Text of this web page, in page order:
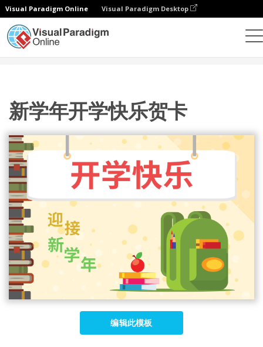
Visual Paradigm Online Visual Paradigm Desktop
新学年开学快乐贺卡
编辑此模板